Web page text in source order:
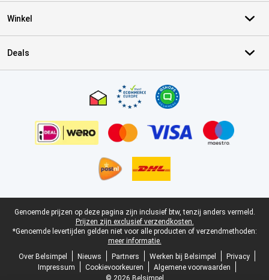
Winkel
Deals
Juridische voettekst
Genoemde prijzen op deze pagina zijn inclusief btw, tenzij anders vermeld.
Prijzen zijn exclusief verzendkosten.
*Genoemde levertijden gelden niet voor alle producten of verzendmethoden:
meer informatie.
Over Belsimpel
Nieuws Partners Werken bij Belsimpel
Privacy
Impressum
Cookievoorkeuren
Algemene voorwaarden
© 2026 Belsimpel